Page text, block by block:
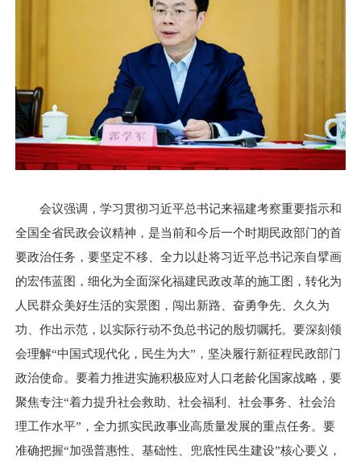
会议强调，学习贯彻习近平总书记来福建考察重要指示和
全国全省民政会议精神，是当前和今后一个时期民政部门的首
要政治任务，要坚定不移、全力以赴将习近平总书记亲自擘画
的宏伟蓝图，细化为全面深化福建民政改革的施工图，转化为
人民群众美好生活的实景图，闯出新路、奋勇争先、久久为
功、作出示范，以实际行动不负总书记的殷切嘱托。要深刻领
会理解“中国式现代化，民生为大”，坚决履行新征程民政部门
政治使命。要着力推进实施积极应对人口老龄化国家战略，要
聚焦专注“着力提升社会救助、社会福利、社会事务、社会治
理工作水平”，全力抓实民政事业高质量发展的重点任务。要
准确把握“加强普惠性、基础性、兜底性民生建设”核心要义，